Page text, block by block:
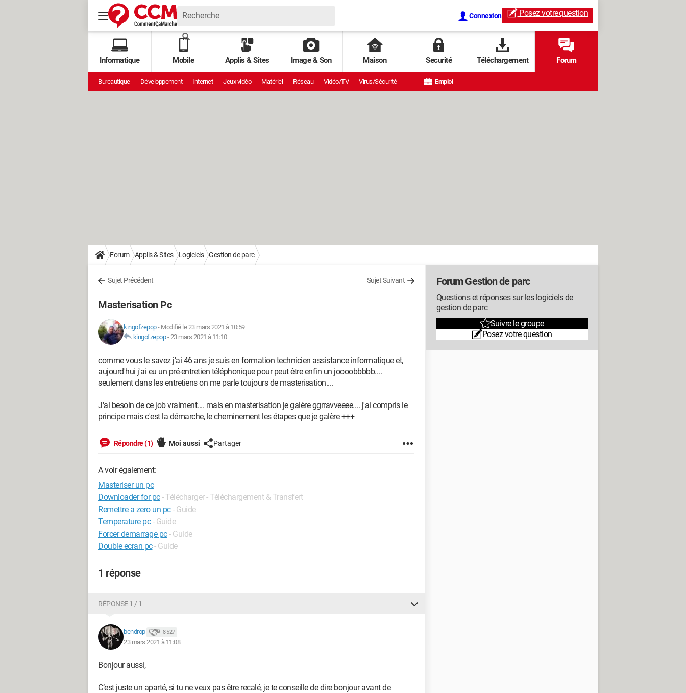
Connexion Posez votrequestion
Informatique Mobile Applis & Sites Image & Son Maison Securité Téléchargement Forum
Bureautique Développement Internet Jeux vidéo Matériel Réseau Vidéo/TV Virus/Sécurité Emploi
Forum Applis & Sites Logiciels Gestion de parc
Sujet Précédent Sujet Suivant
Masterisation Pc
kingofzepop- Modifié le 23 mars 2021 à 10:59
kingofzepop-23 mars 2021 à 11:10
comme vous le savez j'ai 46 ans je suis en formation technicien assistance informatique et,
aujourd'hui j'ai eu un pré-entretien téléphonique pour peut être enfin un joooobbbbb....
seulement dans les entretiens on me parle toujours de masterisation....
J'ai besoin de ce job vraiment.... mais en masterisation je galère ggrravveeee.... j'ai compris le
principe mais c'est la démarche, le cheminement les étapes que je galère +++
Répondre (1) Moi aussi Partager
A voir également:
Masteriser un pc
Downloader for pc- Télécharger - Téléchargement & Transfert
Remettre a zero un pc- Guide
Temperature pc - Guide
Forcer demarrage pc- Guide
Double ecran pc- Guide
1 réponse
RÉPONSE 1 / 1
bendrop 8 527
23 mars 2021 à 11:08
Bonjour aussi,
C’est juste un aparté, si tu ne veux pas être recalé, je te conseille de dire bonjour avant de
Forum Gestion de parc
Questions et réponses sur les logiciels de
gestion de parc
Suivre le groupe
Posez votre question